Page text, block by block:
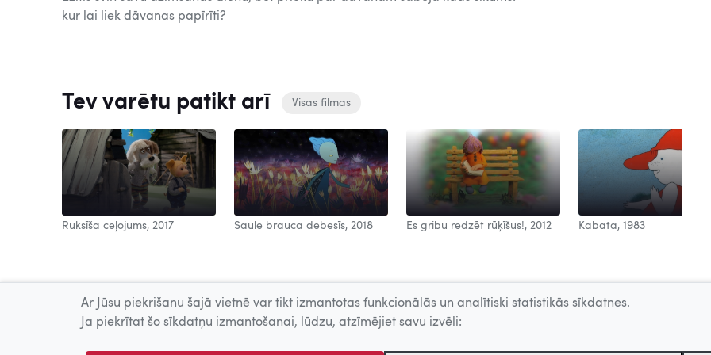
kur lai liek dāvanas papīrīti?
Tev varētu patikt arī Visas filmas
Ruksīša ceļojums, 2017 Saule brauca debesīs, 2018 Es gribu redzēt rūķīšus!, 2012 Kabata, 1983
Ar Jūsu piekrišanu šajā vietnē var tikt izmantotas funkcionālās un analītiski statistikās sīkdatnes.
Ja piekrītat šo sīkdatņu izmantošanai, lūdzu, atzīmējiet savu izvēli: